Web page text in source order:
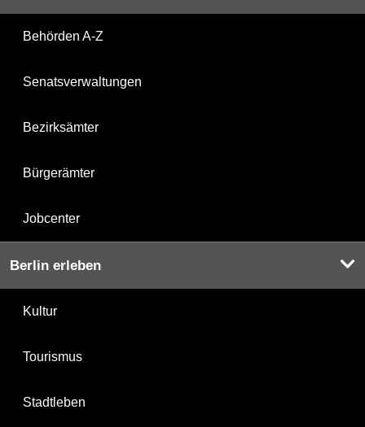
Behörden A-Z
Senatsverwaltungen
Bezirksämter
Bürgerämter
Jobcenter
Berlin erleben
Kultur
Tourismus
Stadtleben